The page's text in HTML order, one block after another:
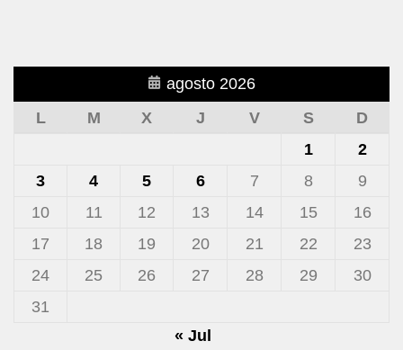
agosto 2026
L
M X J V S
D
1
2
3
4 5 6 7 8
9
10
11 12 13 14 15
16
17
18 19 20 21 22
23
24
25 26 27 28 29
30
31
« Jul